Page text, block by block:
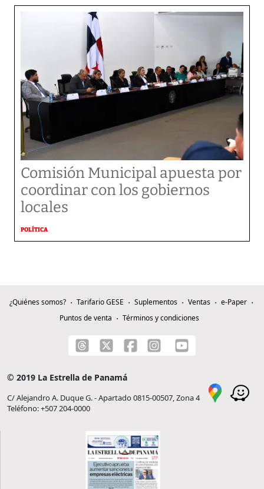
Comisión Municipal apuesta por
coordinar con los gobiernos
locales
POLÍTICA
¿Quiénes somos? Tarifario GESE Suplementos Ventas
e-Paper
Puntos de venta
Términos y condiciones
© 2019 La Estrella de Panamá
C/ Alejandro A. Duque G. - Apartado 0815-00507, Zona 4
Teléfono: +507 204-0000